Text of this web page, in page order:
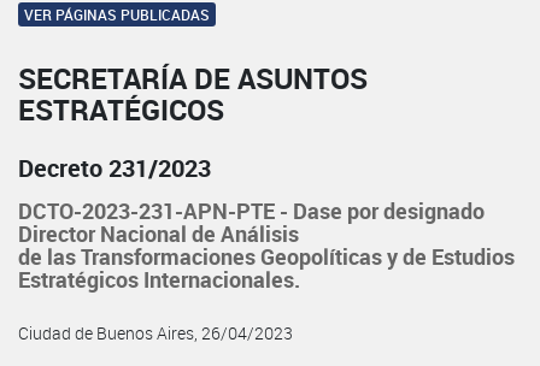
VER PÁGINAS PUBLICADAS
SECRETARÍA DE ASUNTOS
ESTRATÉGICOS
Decreto 231/2023
DCTO-2023-231-APN-PTE - Dase por designado
Director Nacional de Análisis
de las Transformaciones Geopolíticas y de Estudios
Estratégicos Internacionales.
Ciudad de Buenos Aires, 26/04/2023